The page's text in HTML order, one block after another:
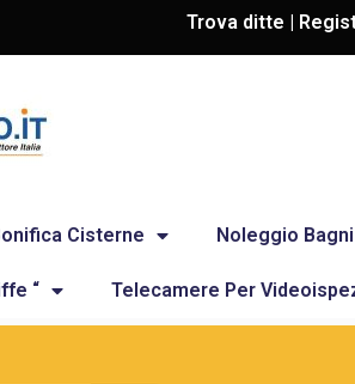
Trova ditte |
Cisterne Noleggio Bagni
“ Telecamere Per